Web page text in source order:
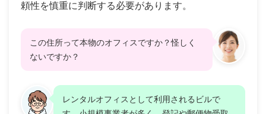
頼性を慎重に判断する必要があります。
この住所って本物のオフィスですか？怪しく
ないですか？
レンタルオフィスとして利用されるビルで